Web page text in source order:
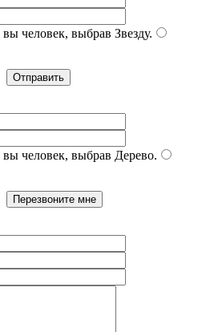
человек, выбрав Звезду.
человек, выбрав Дерево.